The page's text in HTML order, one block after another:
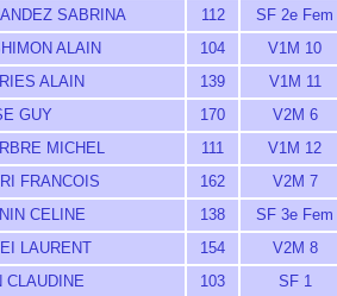
SABRINA 112 SF 2e Fem
ALAIN 104 V1M 10
ALAIN 139 V1M 11
GUY 170 V2M 6
MICHEL 111 V1M 12
FRANCOIS 162 V2M 7
CELINE 138 SF 3e Fem
LAURENT 154 V2M 8
CLAUDINE 103 SF 1